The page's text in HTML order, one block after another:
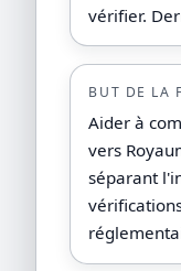
vérifier.
BUT DE LA
Aider à
vers
séparant